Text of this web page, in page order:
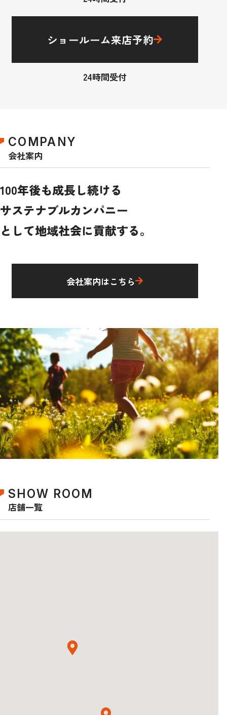
ショールーム来店予約
24時間受付
COMPANY
会社案内
100年後も成長し続ける
サステナブルカンパニー
として地域社会に貢献する。
会社案内はこちら
SHOW ROOM
店舗一覧